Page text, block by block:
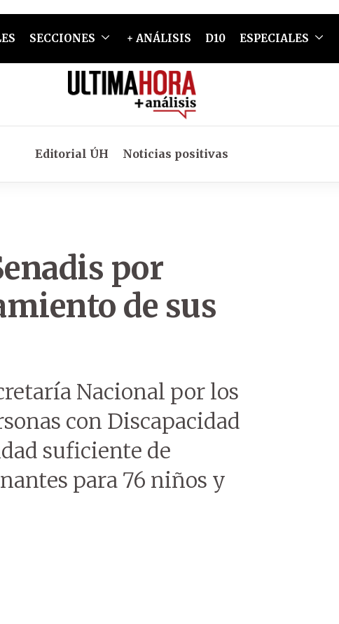
SECCIONES + ANÁLISIS D10 ESPECIALES
Editorial ÚH Noticias positivas
por
de sus
Nacional por los
con Discapacidad
suficiente de
para 76 niños y